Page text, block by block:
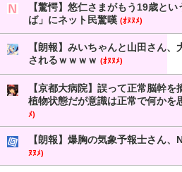
【驚愕】悠仁さまがもう19歳と
ば」にネット民驚嘆 (ｵﾇﾇﾒ)
【朗報】みいちゃんと山田さん
されるｗｗｗｗ (ｵﾇﾇﾒ)
【京都大病院】誤って正常脳幹
植物状態だが意識は正常で何かを
ﾒ)
【朗報】爆胸の気象予報士さん
ﾇﾇﾒ)